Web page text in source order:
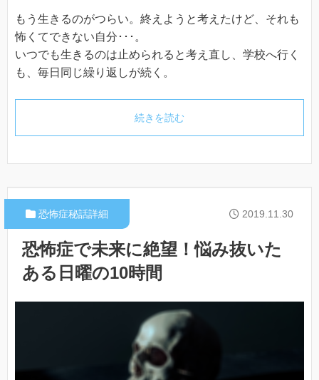
もう生きるのがつらい。終えようと考えたけど、それも
怖くてできない自分･･･。
いつでも生きるのは止められると考え直し、学校へ行く
も、毎日同じ繰り返しが続く。
続きを読む
2019.11.30
恐怖症秘話詳細
恐怖症で未来に絶望！悩み抜いた
ある日曜の10時間